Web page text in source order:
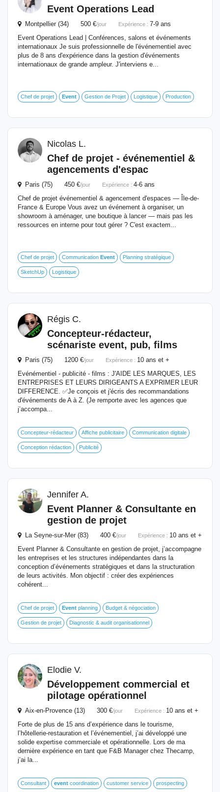
Event Operations Lead
Montpellier (34) 500 €/jour Expérience : 7-9 ans
Event Operations Lead | Conférences, salons et événements
internationaux Je suis professionnelle de l'événementiel avec
plus de 8 ans d'expérience dans la gestion d'événements
internationaux de grande ampleur. J'interviens e...
Chef de projet Event Gestion de Projet Logistique Production
Nicolas L.
Chef de projet - événementiel &
agencements d'espac
Paris (75) 450 €/jour Expérience : 4-6 ans
Chef de projet événementiel & agencement d'espaces — Île-de-
France & Europe Vous avez un événement à organiser, un
showroom à aménager, une boutique à lancer — mais pas les
ressources en interne pour tout gérer ? C'est exactem...
Chef de projet Communication Event Planning stratégique
SketchUp Logistique
Régis C.
Concepteur-rédacteur,
scénariste event, pub, films
Paris (75) 1200 €/jour Expérience : 10 ans et +
Evénémentiel - publicité - films : J'AIDE LES MARQUES, LES
ENTREPRISES ET LEURS DIRIGEANTS A EXPRIMER LEUR
DIFFERENCE. ✅Je conçois et j'écris des recommandations
d'événements de A à Z. (Je remporte avec les agences que
j’accompa...
Concepteur-rédacteur Affiche publicitaire Communication digitale
Conception rédaction Publicité
Jennifer A.
Event Planner & Consultante en
gestion de projet
La Seyne-sur-Mer (83) 400 €/jour Expérience : 10 ans et +
Event Planner & Consultante en gestion de projet, j’accompagne
les entreprises et les structures indépendantes dans la
conception d’événements stratégiques et dans la structuration
de leurs activités. Mon objectif : créer des expériences
cohérent...
Chef de projet Event planning Budget & négociation
Gestion de projet Diagnostic & audit organisationnel
Elodie V.
Développement commercial et
pilotage opérationnel
Aix-en-Provence (13) 300 €/jour Expérience : 10 ans et +
Forte de plus de 15 ans d’expérience dans le tourisme,
l’hôtellerie-restauration et l’événementiel, j’ai développé une
solide expertise commerciale et opérationnelle. Lors de ma
dernière expérience en tant que F&B Manager chez Thecamp,
j’ai la...
Consultant event coordination customer service prospecting